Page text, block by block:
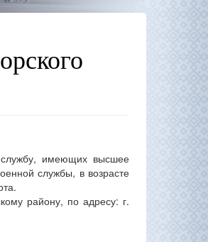
имеющих высшее
службы, в возрасте
району, по адресу: г.